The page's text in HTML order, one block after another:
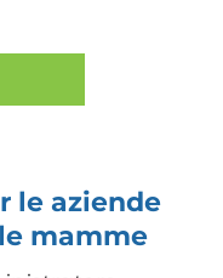
le aziende
mamme